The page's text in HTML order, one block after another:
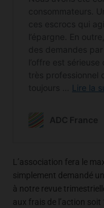
L’association fera le
simplement demandé
à notre revue
aux frais de l’action